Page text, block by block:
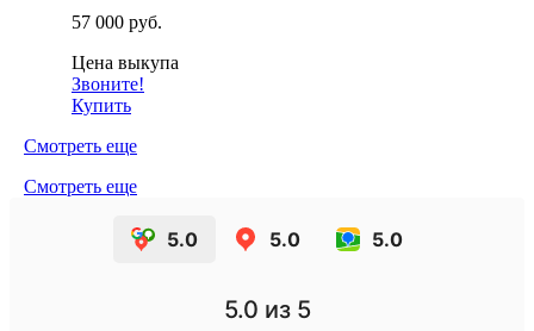
57 000 руб.
Цена выкупа
Звоните!
Купить
Смотреть еще
Смотреть еще
5.0 5.0 5.0
5.0 из 5